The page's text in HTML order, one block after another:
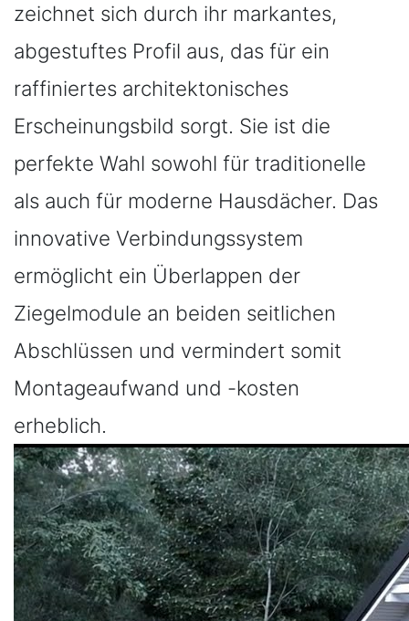
zeichnet sich durch ihr markantes,
abgestuftes Profil aus, das für ein
raffiniertes architektonisches
Erscheinungsbild sorgt. Sie ist die
perfekte Wahl sowohl für traditionelle
als auch für moderne Hausdächer. Das
innovative Verbindungssystem
ermöglicht ein Überlappen der
Ziegelmodule an beiden seitlichen
Abschlüssen und vermindert somit
Montageaufwand und -kosten
erheblich.